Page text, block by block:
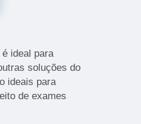
ideal para
soluções do
ideais para
de exames